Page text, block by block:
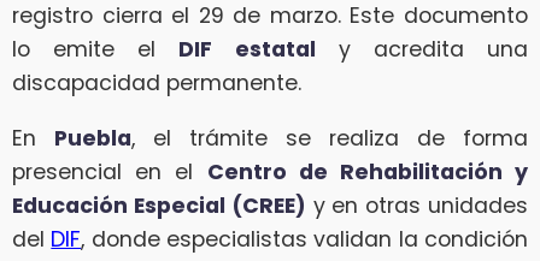
registro cierra el 29 de marzo. Este documento
lo emite el DIF estatal y acredita una
discapacidad permanente.
En Puebla, el trámite se realiza de forma
presencial en el Centro de Rehabilitación y
Educación Especial (CREE) y en otras unidades
del DIF, donde especialistas validan la condición